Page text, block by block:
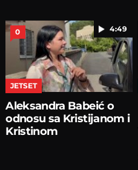
4:49
0
JETSET
Aleksandra Babeić o
odnosu sa Kristijanom i
Kristinom